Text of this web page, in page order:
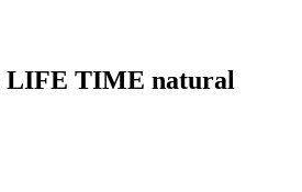
LIFE TIME natural